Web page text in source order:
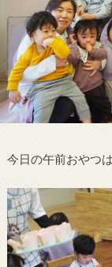
今日の午前おやつ